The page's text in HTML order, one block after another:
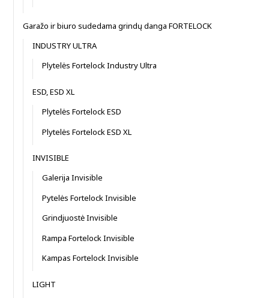
Garažo ir biuro sudedama grindų danga FORTELOCK
INDUSTRY ULTRA
Plytelės Fortelock Industry Ultra
ESD, ESD XL
Plytelės Fortelock ESD
Plytelės Fortelock ESD XL
INVISIBLE
Galerija Invisible
Pytelės Fortelock Invisible
Grindjuostė Invisible
Rampa Fortelock Invisible
Kampas Fortelock Invisible
LIGHT